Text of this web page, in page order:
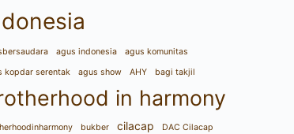
agus indonesia
agus komunitas
kopdar serentak
agus show AHY bagi takjil
in harmony
bukber cilacap
DAC Cilacap